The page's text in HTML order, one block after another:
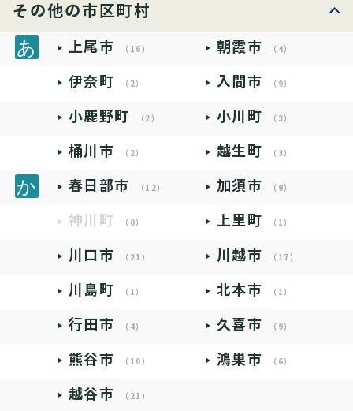
その他の市区町村
上尾市 （16） 朝霞市 （4）
伊奈町 （2） 入間市 （9）
小鹿野町 （2） 小川町 （3）
桶川市 （2） 越生町 （3）
春日部市 （12） 加須市 （9）
神川町 （0） 上里町 （1）
川口市 （21） 川越市 （17）
川島町 （1） 北本市 （1）
行田市 （4） 久喜市 （9）
熊谷市 （10） 鴻巣市 （6）
越谷市 （21）